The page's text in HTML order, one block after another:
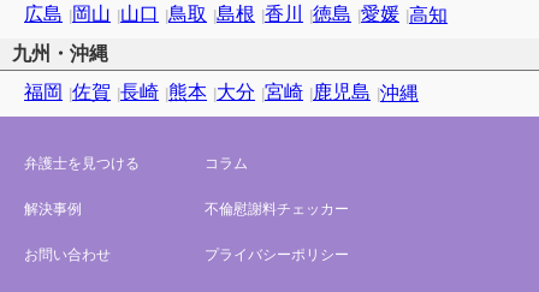
広島
岡山 山口 鳥取 島根 香川 徳島 愛媛 高知
九州・沖縄
福岡 佐賀 長崎 熊本 大分 宮崎 鹿児島 沖縄
弁護士を見つける コラム
解決事例 不倫慰謝料チェッカー
お問い合わせ プライバシーポリシー